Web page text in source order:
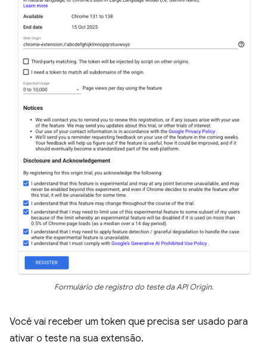
Formulário de registro do teste da API Origin.
Você vai receber um token que precisa ser usado para
ativar o teste na sua extensão.